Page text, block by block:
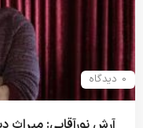
0 دیدگاه